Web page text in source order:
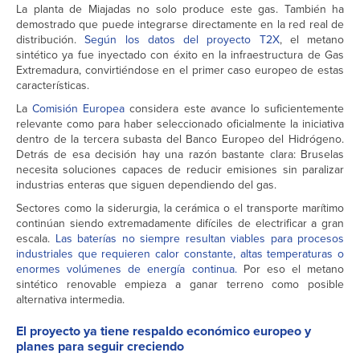
La planta de Miajadas no solo produce este gas. También ha
demostrado que puede integrarse directamente en la red real de
distribución.Según los datos del proyecto T2X, el metano
sintético ya fue inyectado con éxito en la infraestructura de Gas
Extremadura, convirtiéndose en el primer caso europeo de estas
características.
LaComisión Europea considera este avance lo suficientemente
relevante como para haber seleccionado oficialmente la iniciativa
dentro de la tercera subasta del Banco Europeo del Hidrógeno.
Detrás de esa decisión hay una razón bastante clara: Bruselas
necesita soluciones capaces de reducir emisiones sin paralizar
industrias enteras que siguen dependiendo del gas.
Sectores como la siderurgia, la cerámica o el transporte marítimo
continúan siendo extremadamente difíciles de electrificar a gran
escala. Las baterías no siempre resultan viables para procesos
industriales que requieren calor constante, altas temperaturas o
enormes volúmenes de energía continua.Por eso el metano
sintético renovable empieza a ganar terreno como posible
alternativa intermedia.
El proyecto ya tiene respaldo económico europeo y
planes para seguir creciendo